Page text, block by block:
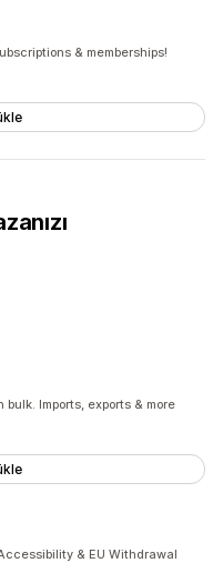
& memberships!
Imports, exports & more
& EU Withdrawal